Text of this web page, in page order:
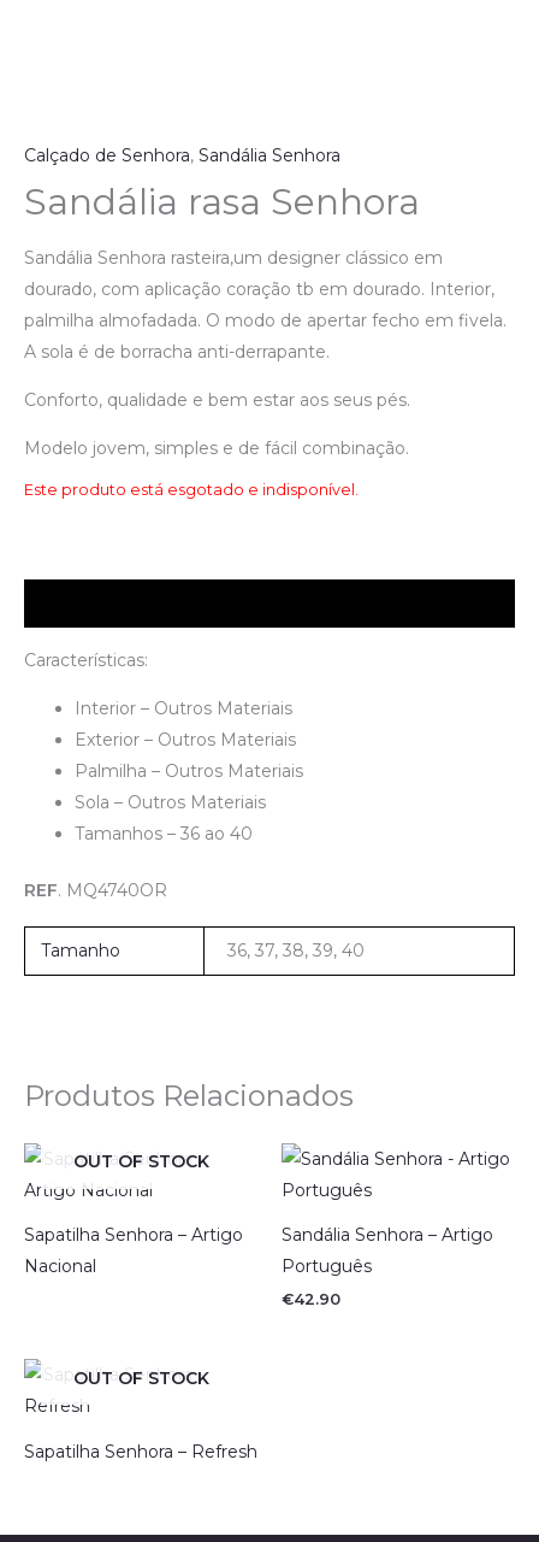
Calçado de Senhora, Sandália Senhora
Sandália rasa Senhora
Sandália Senhora rasteira,um designer clássico em
dourado, com aplicação coração tb em dourado. Interior,
palmilha almofadada. O modo de apertar fecho em fivela.
A sola é de borracha anti-derrapante.
Conforto, qualidade e bem estar aos seus pés.
Modelo jovem, simples e de fácil combinação.
Este produto está esgotado e indisponível.
Características:
Interior – Outros Materiais
Exterior – Outros Materiais
Palmilha – Outros Materiais
Sola – Outros Materiais
Tamanhos – 36 ao 40
REF. MQ4740OR
Tamanho 36, 37, 38, 39, 40
Produtos Relacionados
OUT OF STOCK
Sapatilha Senhora – Artigo
Nacional
Sandália Senhora – Artigo
Português
€42.90
OUT OF STOCK
Sapatilha Senhora – Refresh